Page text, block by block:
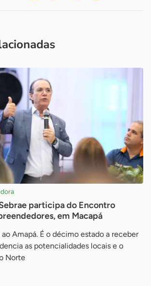
participa do Encontro
em Macapá
Amapá. É o décimo estado a receber
as potencialidades locais e o
Norte